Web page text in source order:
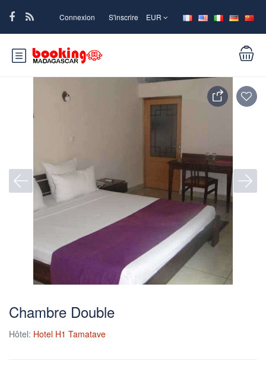
Connexion S'inscrire EUR
Chambre Double
Hôtel: Hotel H1 Tamatave